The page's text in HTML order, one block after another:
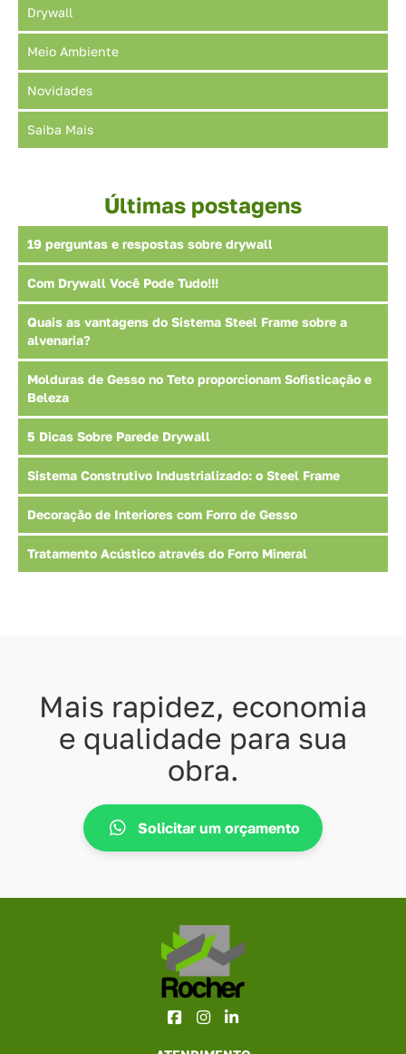
Drywall
Meio Ambiente
Novidades
Saiba Mais
Últimas postagens
19 perguntas e respostas sobre drywall
Com Drywall Você Pode Tudo!!!
Quais as vantagens do Sistema Steel Frame sobre a
alvenaria?
Molduras de Gesso no Teto proporcionam Sofisticação e
Beleza
5 Dicas Sobre Parede Drywall
Sistema Construtivo Industrializado: o Steel Frame
Decoração de Interiores com Forro de Gesso
Tratamento Acústico através do Forro Mineral
Mais rapidez, economia
e qualidade para sua
obra.
Solicitar um orçamento